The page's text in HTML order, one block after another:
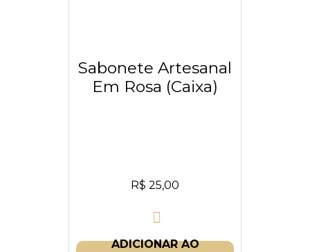
Sabonete Artesanal
Em Rosa (caixa)
R$ 25,00
ADICIONAR AO